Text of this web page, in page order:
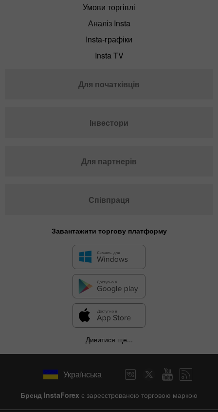
Умови торгівлі
Аналіз Insta
Insta-графіки
Insta TV
Для початківців
Інвестори
Для партнерів
Співпраця
Завантажити торгову платформу
Дивитися ще...
Українська
Бренд InstaForex є зареєстрованою торговою маркою